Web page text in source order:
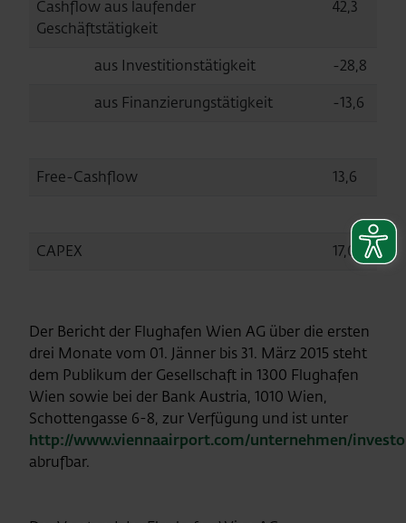
Cashflow aus laufender
Geschäftstätigkeit
42,3
aus Investitionstätigkeit -28,8
aus Finanzierungstätigkeit
-13,6
Free-Cashflow 13,6
CAPEX 17,0
Der Bericht der Flughafen Wien AG über die ersten
drei Monate vom 01. Jänner bis 31. März 2015 steht
dem Publikum der Gesellschaft in 1300 Flughafen
Wien sowie bei der Bank Austria, 1010 Wien,
Schottengasse 6-8, zur Verfügung und ist unter
http://www.viennaairport.com/unternehmen/
abrufbar.